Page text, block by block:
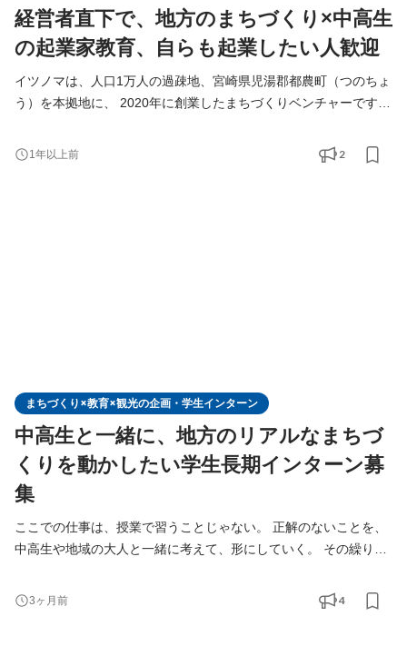
経営者直下で、地方のまちづくり×中高生
の起業家教育、自らも起業したい人歓迎
イツノマは、人口1万人の過疎地、宮崎県児湯郡都農町（つのちょ
う）を本拠地に、 2020年に創業したまちづくりベンチャーです。
グランドデザイン ❷商店街再生 ❸空き家活用 【教育】 ❶総合学
1年以上前 2
まちづくり×教育×観光の企画・学生インターン
中高生と一緒に、地方のリアルなまちづ
くりを動かしたい学生長期インターン募
集
ここでの仕事は、授業で習うことじゃない。 正解のないことを、
中高生や地域の大人と一緒に考えて、形にしていく。 その繰り返
高鍋高校・高鍋農業高校の高校生たちとイツノマでつくったまち
づくりチーム「NABEGO」。あなたはそのすぐそばで、一緒に考
3ヶ月前 4